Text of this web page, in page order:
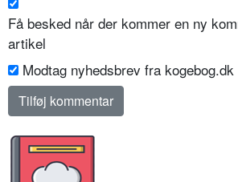
Få besked når der kommer en ny
artikel
Modtag nyhedsbrev fra kogebog.dk